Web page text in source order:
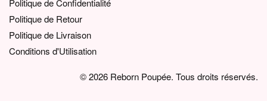
Politique de Confidentialité
Politique de Retour
Politique de Livraison
Conditions d'Utilisation
© 2026 Reborn Poupée. Tous droits réservés.